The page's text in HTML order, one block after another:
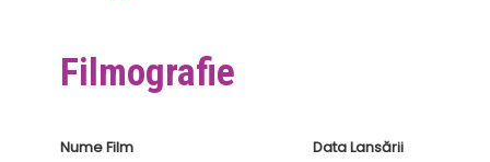
Filmografie
Nume Film Data Lansării